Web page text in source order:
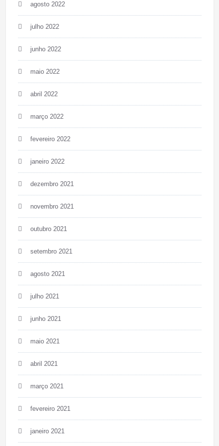
agosto 2022
julho 2022
junho 2022
maio 2022
abril 2022
março 2022
fevereiro 2022
janeiro 2022
dezembro 2021
novembro 2021
outubro 2021
setembro 2021
agosto 2021
julho 2021
junho 2021
maio 2021
abril 2021
março 2021
fevereiro 2021
janeiro 2021